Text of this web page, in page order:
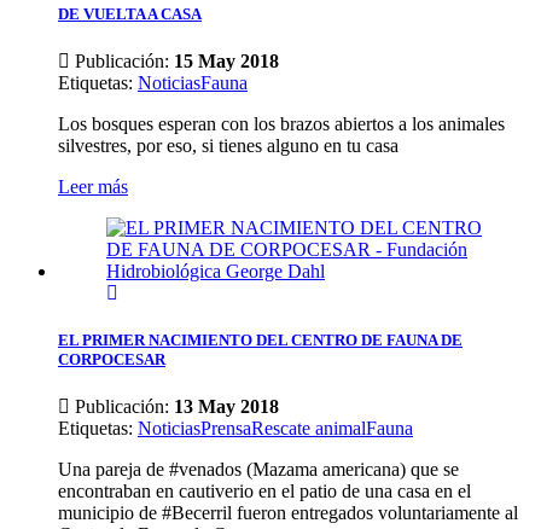
DE VUELTA A CASA
Publicación: 15 May 2018
Etiquetas: NoticiasFauna
Los bosques esperan con los brazos abiertos a los animales
silvestres, por eso, si tienes alguno en tu casa
Leer más
EL PRIMER NACIMIENTO DEL CENTRO DE FAUNA DE
CORPOCESAR
Publicación: 13 May 2018
Etiquetas: NoticiasPrensaRescate animalFauna
Una pareja de #venados (Mazama americana) que se
encontraban en cautiverio en el patio de una casa en el
municipio de #Becerril fueron entregados voluntariamente al